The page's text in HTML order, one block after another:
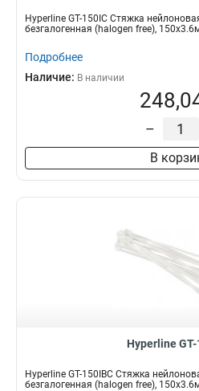
Hyperline GT-150IC Стяжка
безгалогенная (halogen free),
Подробнее
Наличие: В наличии
–
В
Hyperline GT-
Hyperline GT-150IBC Стяжка
безгалогенная (halogen free),